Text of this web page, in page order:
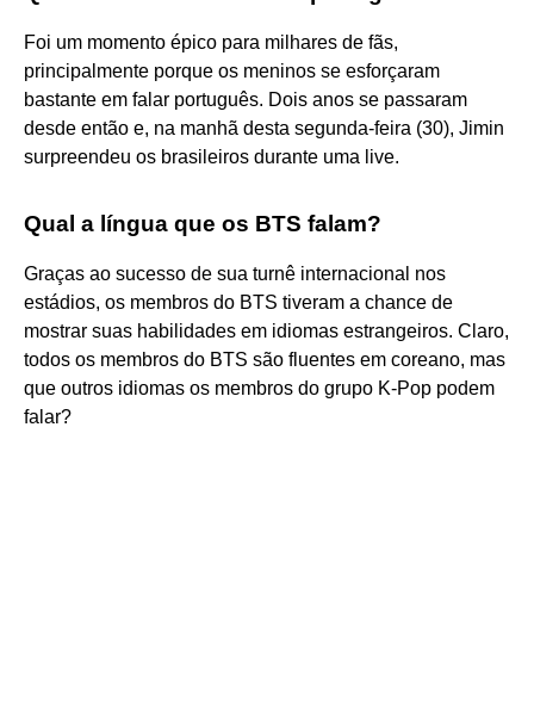
Foi um momento épico para milhares de fãs,
principalmente porque os meninos se esforçaram
bastante em falar português. Dois anos se passaram
desde então e, na manhã desta segunda-feira (30), Jimin
surpreendeu os brasileiros durante uma live.
Qual a língua que os BTS falam?
Graças ao sucesso de sua turnê internacional nos
estádios, os membros do BTS tiveram a chance de
mostrar suas habilidades em idiomas estrangeiros. Claro,
todos os membros do BTS são fluentes em coreano, mas
que outros idiomas os membros do grupo K-Pop podem
falar?